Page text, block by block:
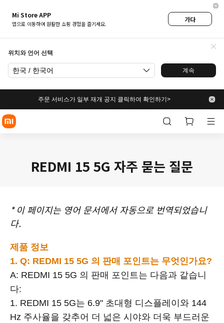
Mi Store APP
앱으로 이동하여 원활한 쇼핑 경험을 즐기세요.
가다
위치와 언어 선택
한국 / 한국어 계속
주문 서비스가 일부 재개 공지 클릭하여 확인하기>
REDMI 15 5G 자주 묻는 질문
* 이 페이지는 영어 문서에서 자동으로 번역되었습니
다.
제품 정보
1. Q: REDMI 15 5G 의 판매 포인트는 무엇인가요?
A: REDMI 15 5G 의 판매 포인트는 다음과 같습니
다:
1. REDMI 15 5G는 6.9" 초대형 디스플레이와 144
Hz 주사율을 갖추어 더 넓은 시야와 더욱 부드러운